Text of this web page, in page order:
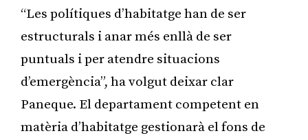
“Les polítiques d’habitatge han de ser
estructurals i anar més enllà de ser
puntuals i per atendre situacions
d’emergència”, ha volgut deixar clar
Paneque. El departament competent en
matèria d’habitatge gestionarà el fons de